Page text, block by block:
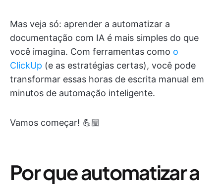
Mas veja só: aprender a automatizar a
documentação com IA é mais simples do que
você imagina. Com ferramentas como o
ClickUp (e as estratégias certas), você pode
transformar essas horas de escrita manual em
minutos de automação inteligente.
Vamos começar! 💪🏼
Por que automatizar a